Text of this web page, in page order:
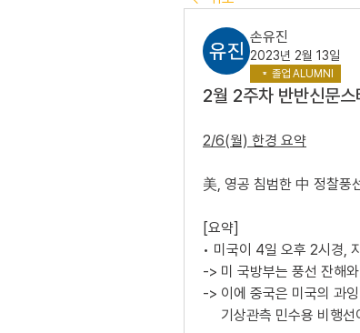
손유진
2023년 2월 13일
졸업 ALUMNI
2월 2주차 반반신문스
2/6(월) 한경 요약
美, 영공 침범한 中 정찰풍
[요약]
• 미국이 4일 오후 2시경,
-> 미 국방부는 풍선 잔해
-> 이에 중국은 미국의 과
기상관측 민수용 비